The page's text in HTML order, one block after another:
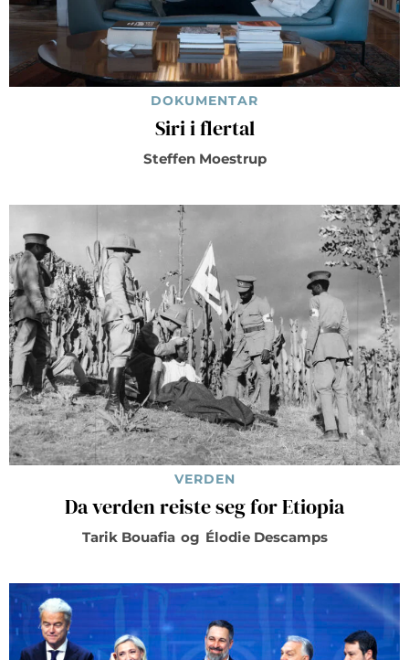
DOKUMENTAR
Siri i flertal
Steffen Moestrup
VERDEN
Da verden reiste seg for Etiopia
Tarik Bouafia og Élodie Descamps